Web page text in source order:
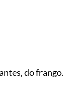
do frango.